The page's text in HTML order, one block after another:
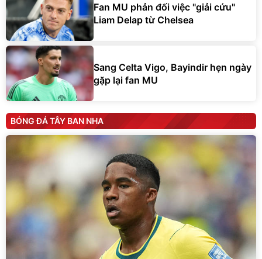
Fan MU phản đối việc "giải cứu"
Liam Delap từ Chelsea
Sang Celta Vigo, Bayindir hẹn ngày
gặp lại fan MU
BÓNG ĐÁ TÂY BAN NHA